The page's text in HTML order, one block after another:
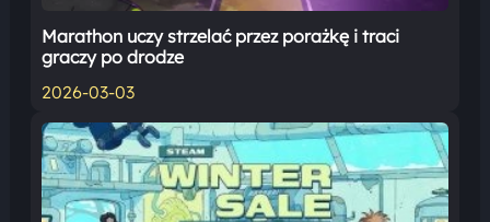
Marathon uczy strzelać przez porażkę i traci
graczy po drodze
2026-03-03